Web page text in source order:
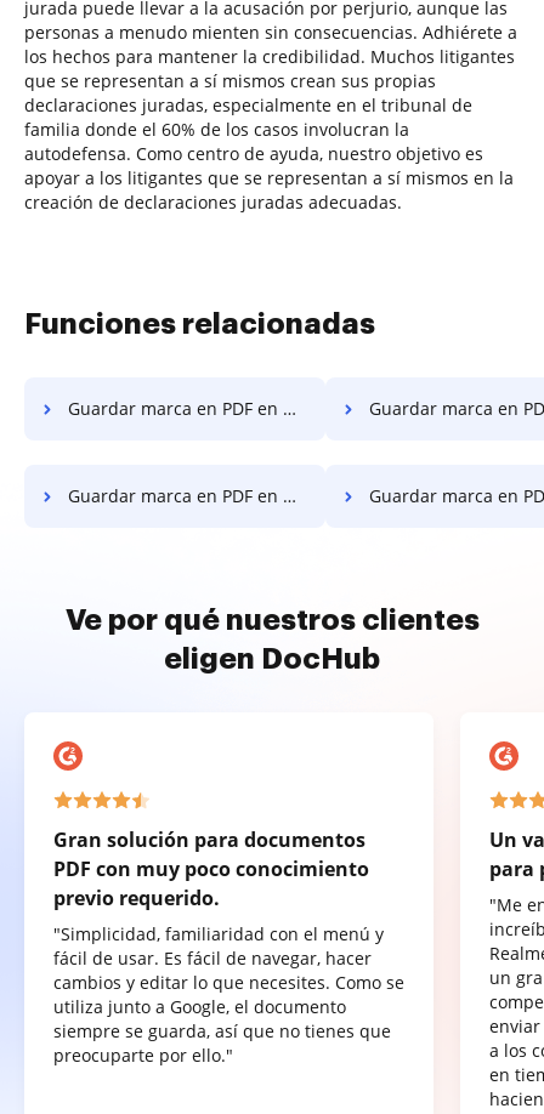
jurada puede llevar a la acusación por perjurio, aunque las
personas a menudo mienten sin consecuencias. Adhiérete a
los hechos para mantener la credibilidad. Muchos litigantes
que se representan a sí mismos crean sus propias
declaraciones juradas, especialmente en el tribunal de
familia donde el 60% de los casos involucran la
autodefensa. Como centro de ayuda, nuestro objetivo es
apoyar a los litigantes que se representan a sí mismos en la
creación de declaraciones juradas adecuadas.
Funciones relacionadas
Guardar marca en PDF en Huawei Guardar marca en PDF
Guardar marca en PDF en OPPO Guardar marca en PDF
Ve por qué nuestros clientes
eligen DocHub
Gran solución para documentos
PDF con muy poco conocimiento
previo requerido.
"Simplicidad, familiaridad con el menú y
fácil de usar. Es fácil de navegar, hacer
cambios y editar lo que necesites. Como se
utiliza junto a Google, el documento
siempre se guarda, así que no tienes que
preocuparte por ello."
Un
para
"Me
un
a los
en